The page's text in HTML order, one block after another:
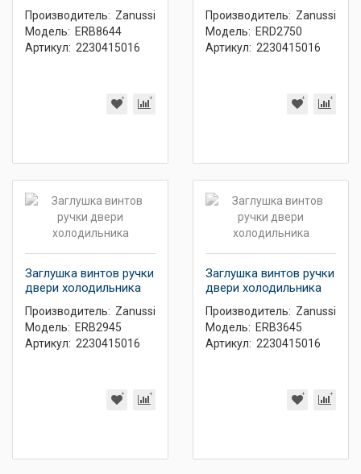
Производитель: Zanussi
Модель: ERB8644
Артикул: 2230415016
Производитель: Zanussi
Модель: ERD2750
Артикул: 2230415016
Заглушка винтов ручки
двери холодильника
Производитель: Zanussi
Модель: ERB2945
Артикул: 2230415016
Заглушка винтов ручки
двери холодильника
Производитель: Zanussi
Модель: ERB3645
Артикул: 2230415016